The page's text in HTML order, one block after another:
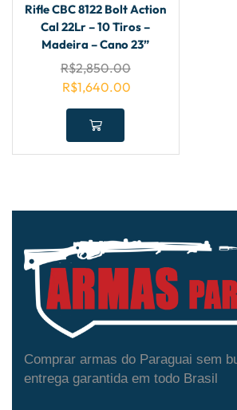
Rifle CBC 8122 Bolt Action
Cal 22Lr – 10 Tiros –
Madeira – Cano 23”
R$2,850.00
R$1,640.00
Comprar armas do Paraguai sem
entrega garantida em todo Brasil